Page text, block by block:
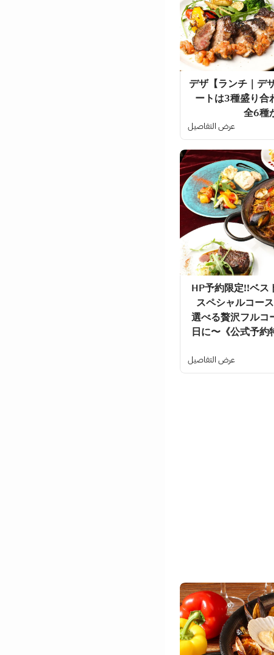
【ランチ｜デザート＆メインセット(3品)】デザ
ートは3種盛り合
全6種
عرض التفاصيل
HP予約限定!!ベス
スペシャルコー
選べる贅沢フル
日に〜《公式予約
عرض التفاصيل